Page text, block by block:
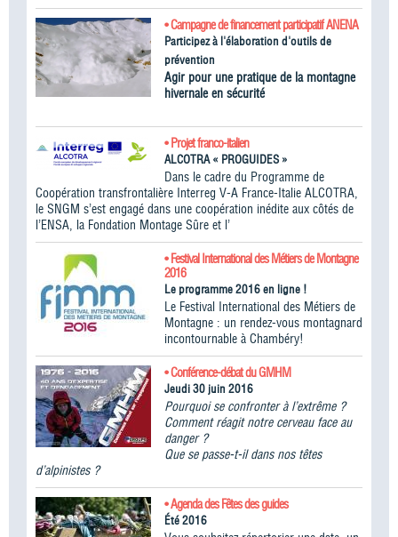
• Campagne de financement participatif ANENA
Participez à l'élaboration d'outils de
prévention
Agir pour une pratique de la montagne
hivernale en sécurité
• Projet franco-italien
ALCOTRA « PROGUIDES »
Dans le cadre du Programme de
Coopération transfrontalière Interreg V-A France-Italie ALCOTRA,
le SNGM s’est engagé dans une coopération inédite aux côtés de
l’ENSA, la Fondation Montage Sûre et l’
• Festival International des Métiers de Montagne
2016
Le programme 2016 en ligne !
Le Festival International des Métiers de
Montagne : un rendez-vous montagnard
incontournable à Chambéry!
• Conférence-débat du GMHM
Jeudi 30 juin 2016
Pourquoi se confronter à l’extrême ?
Comment réagit notre cerveau face au
danger ?
Que se passe-t-il dans nos têtes
d’alpinistes ?
• Agenda des Fêtes des guides
Été 2016